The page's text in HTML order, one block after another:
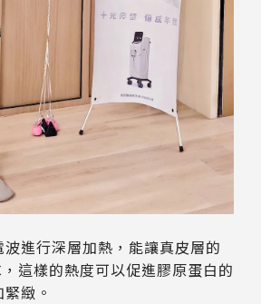
進行深層加熱，能讓真皮層的
這樣的熱度可以促進膠原蛋白的
緻。